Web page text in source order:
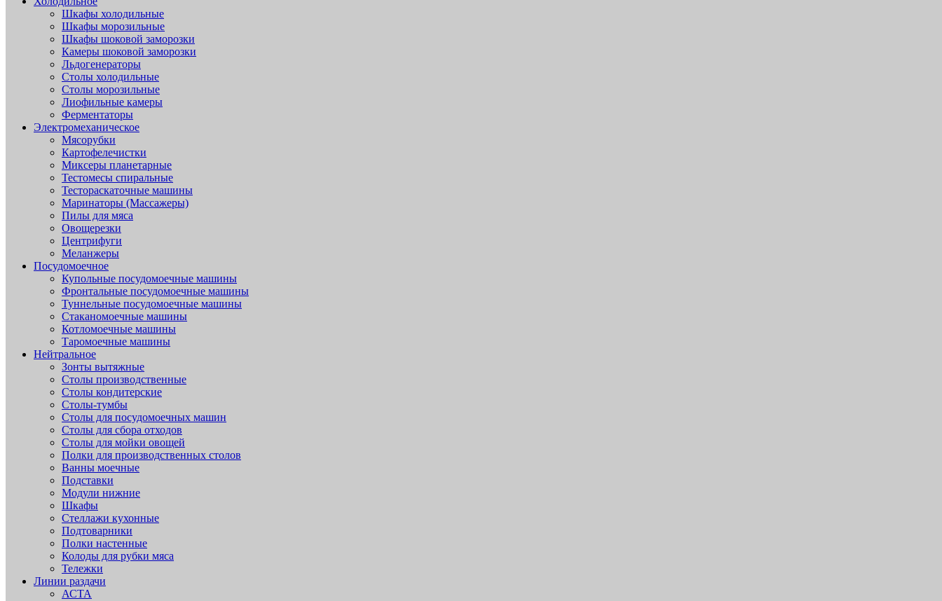
Шкафы холодильные
Шкафы морозильные
Шкафы шоковой заморозки
Камеры шоковой заморозки
Льдогенераторы
Столы холодильные
Столы морозильные
Лиофильные камеры
Ферментаторы
Электромеханическое
Мясорубки
Картофелечистки
Миксеры планетарные
Тестомесы спиральные
Тестораскаточные машины
Маринаторы (Массажеры)
Пилы для мяса
Овощерезки
Центрифуги
Меланжеры
Посудомоечное
Купольные посудомоечные машины
Фронтальные посудомоечные машины
Туннельные посудомоечные машины
Стаканомоечные машины
Котломоечные машины
Таромоечные машины
Нейтральное
Зонты вытяжные
Столы производственные
Столы кондитерские
Столы-тумбы
Столы для посудомоечных машин
Столы для сбора отходов
Столы для мойки овощей
Полки для производственных столов
Ванны моечные
Подставки
Модули нижние
Шкафы
Стеллажи кухонные
Подтоварники
Полки настенные
Колоды для рубки мяса
Тележки
Линии раздачи
АСТА